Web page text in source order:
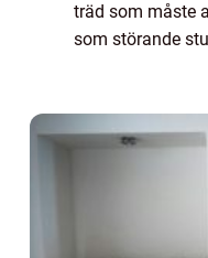
träd som måste
som störande